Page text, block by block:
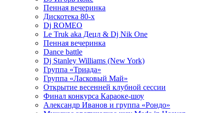
Пенная вечеринка
Дискотека 80-х
Dj ROMEO
Le Truk aka Децл & Dj Nik One
Пенная вечеринка
Dance battle
Dj Stanley Williams (New York)
Группа «Триада»
Группа «Ласковый Май»
Открытие весенней клубной сессии
Финал конкурса Караоке-шоу
Александр Иванов и группа «Рондо»